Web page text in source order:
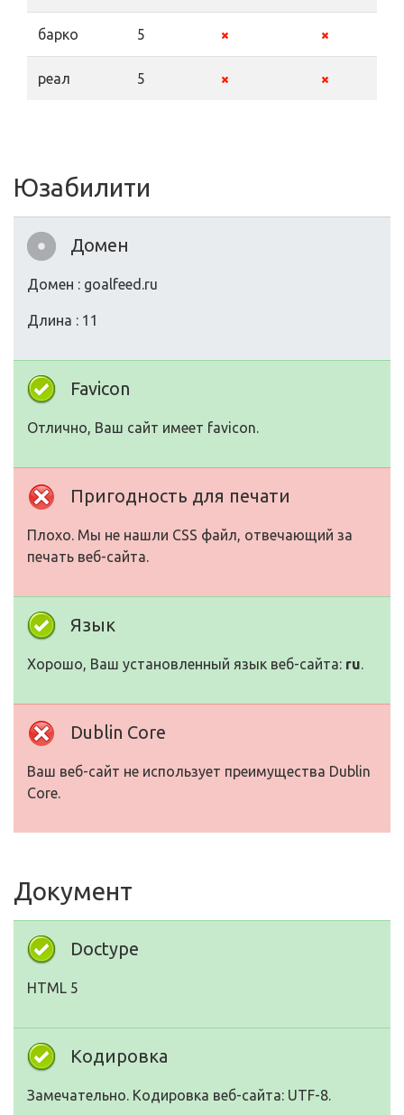
барко 5
реал 5
Юзабилити
Домен
Домен : goalfeed.ru
Длина : 11
Favicon
Отлично, Ваш сайт имеет favicon.
Пригодность для печати
Плохо. Мы не нашли CSS файл, отвечающий за
печать веб-сайта.
Язык
Хорошо, Ваш установленный язык веб-сайта: ru.
Dublin Core
Ваш веб-сайт не использует преимущества Dublin
Core.
Документ
Doctype
HTML 5
Кодировка
Замечательно. Кодировка веб-сайта: UTF-8.